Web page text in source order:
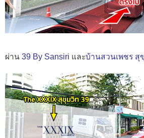
ผ่าน 39 By Sansiri และบ้านสวนเพชร สุ